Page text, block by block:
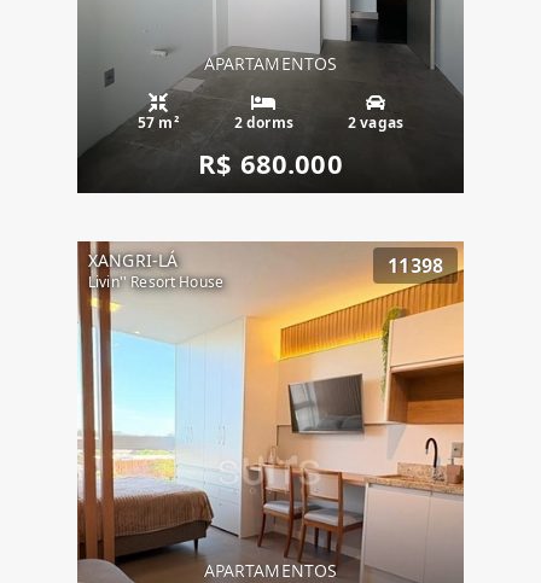
APARTAMENTOS
57 m² 2 dorms 2 vagas
R$ 680.000
XANGRI-LÁ
Livin'' Resort House
11398
APARTAMENTOS